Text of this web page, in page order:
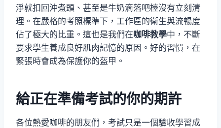
淨就扣回沖煮頭、甚至是牛奶滴落吧檯沒有立刻清
理。在嚴格的考照標準下，工作區的衛生與流暢度
佔了極大的比重。這也是我們在咖啡教學中，不斷
要求學生養成良好肌肉記憶的原因。好的習慣，在
緊張時會成為保護你的盔甲。
給正在準備考試的你的期許
各位熱愛咖啡的朋友們，考試只是一個驗收學習成